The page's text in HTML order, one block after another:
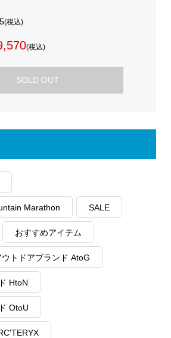
(税込)
(税込)
SOLD OUT
Marathon SALE
おすすめアイテム
ウトドアブランド AtoG
HtoN
OtoU